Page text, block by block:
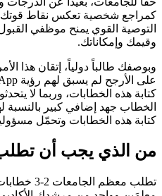
كمراجع شخصية تعكس نقاط قوتك
التوصية القوي يمنح موظفي
وقيمك وإمكاناتك.
وبوصفك طالباً دولياً، إتقان هذا
كتابة هذه الخطابات، وربما لا
الخطاب جهد إضافي كبير بالنسبة
كتابة هذه الخطابات وتحمّل
من الذي يجب أن
تطلب معظم